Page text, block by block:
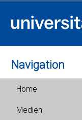
Navigation
Home
Medien